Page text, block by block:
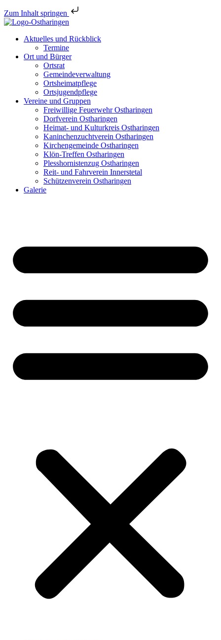
Zum Inhalt springen
Aktuelles und Rückblick
Termine
Ort und Bürger
Ortsrat
Gemeindeverwaltung
Ortsheimatpflege
Ortsjugendpflege
Vereine und Gruppen
Freiwillige Feuerwehr Ostharingen
Dorfverein Ostharingen
Heimat- und Kulturkreis Ostharingen
Kaninchenzuchtverein Ostharingen
Kirchengemeinde Ostharingen
Klön-Treffen Ostharingen
Plesshornistenzug Ostharingen
Reit- und Fahrverein Innerstetal
Schützenverein Ostharingen
Galerie